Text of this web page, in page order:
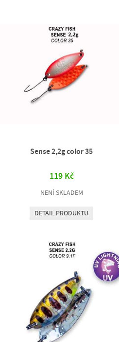
Sense 2,2g color 35
119 Kč
NENÍ SKLADEM
DETAIL PRODUKTU